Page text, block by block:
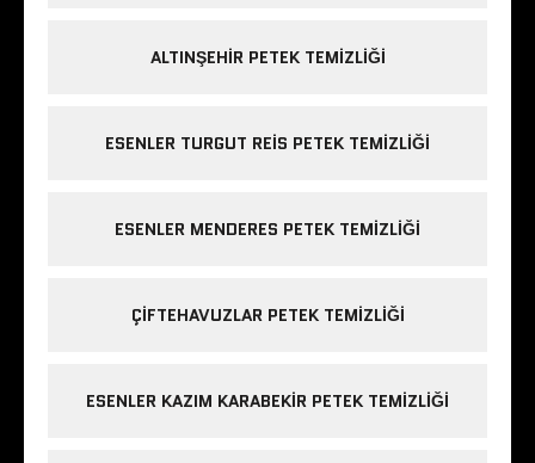
ALTINŞEHIR PETEK TEMIZLIĞI
ESENLER TURGUT REIS PETEK TEMIZLIĞI
ESENLER MENDERES PETEK TEMIZLIĞI
ÇIFTEHAVUZLAR PETEK TEMIZLIĞI
ESENLER KAZIM KARABEKIR PETEK TEMIZLIĞI